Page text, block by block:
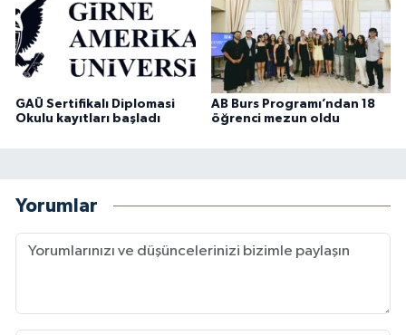
GAÜ Sertifikalı Diplomasi
Okulu kayıtları başladı
AB Burs Programı’ndan 18
öğrenci mezun oldu
Yorumlar